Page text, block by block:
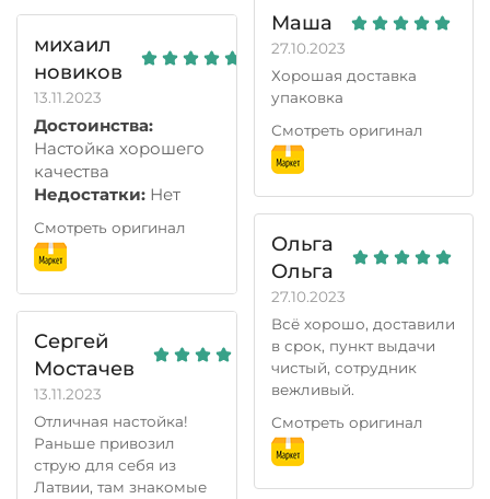
михаил
новиков
13.11.2023
Достоинства:
Настойка хорошего
качества
Недостатки: Нет
Смотреть оригинал
Сергей
Мостачев
13.11.2023
Отличная настойка!
Раньше привозил
струю для себя из
Латвии, там знакомые
Маша
27.10.2023
Хорошая доставка
упаковка
Смотреть оригинал
Ольга
Ольга
27.10.2023
Всё хорошо, доставили
в срок, пункт выдачи
чистый, сотрудник
вежливый.
Смотреть оригинал